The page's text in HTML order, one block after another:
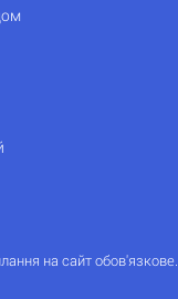
на сайт обов'язкове.